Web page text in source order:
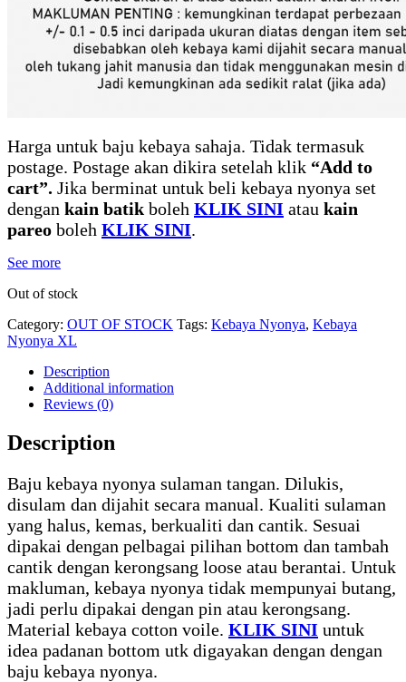
Harga untuk baju kebaya sahaja. Tidak termasuk
postage. Postage akan dikira setelah klik “Add to
cart”. Jika berminat untuk beli kebaya nyonya set
dengan kain batik boleh KLIK SINI atau kain
pareo boleh KLIK SINI.
See more
Out of stock
Category: OUT OF STOCK Tags: Kebaya Nyonya, Kebaya
Nyonya XL
Description
Additional information
Reviews (0)
Description
Baju kebaya nyonya sulaman tangan. Dilukis,
disulam dan dijahit secara manual. Kualiti sulaman
yang halus, kemas, berkualiti dan cantik. Sesuai
dipakai dengan pelbagai pilihan bottom dan tambah
cantik dengan kerongsang loose atau berantai. Untuk
makluman, kebaya nyonya tidak mempunyai butang,
jadi perlu dipakai dengan pin atau kerongsang.
Material kebaya cotton voile. KLIK SINI untuk
idea padanan bottom utk digayakan dengan dengan
baju kebaya nyonya.